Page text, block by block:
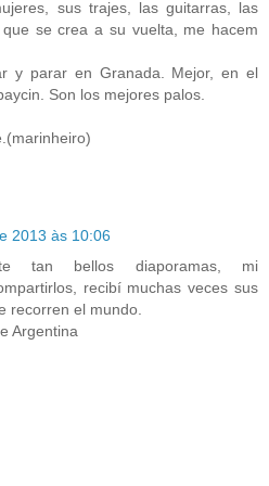
sus trajes, las guitarras, las
se crea a su vuelta, me hacem
y parar en Granada. Mejor, en el
Son los mejores palos.
2013 às 10:06
tan bellos diaporamas, mi
recibí muchas veces sus
recorren el mundo.
Argentina